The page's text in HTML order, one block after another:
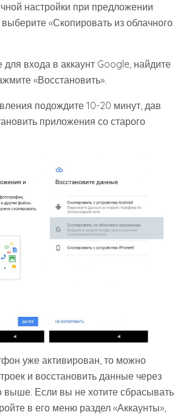
настройки при предложении
«Скопировать из облачного
входа в аккаунт Google, найдите
«Восстановить».
подождите 10-20 минут, дав
приложения со старого
уже активирован, то можно
и восстановить данные через
выше. Если вы не хотите сбрасывать
в его меню раздел «Аккаунты»,